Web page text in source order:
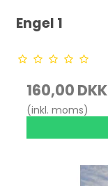
Engel 1
160,00 DKK
(inkl. moms)